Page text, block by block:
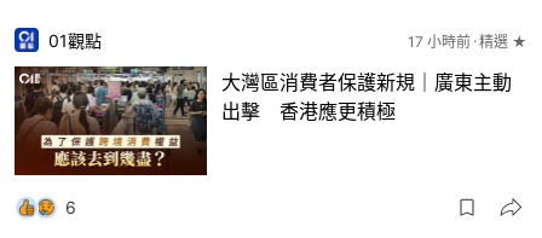
01觀點 17 小時前 精選 ★
大灣區消費者保護新規｜廣東主動
出擊 香港應更積極
6